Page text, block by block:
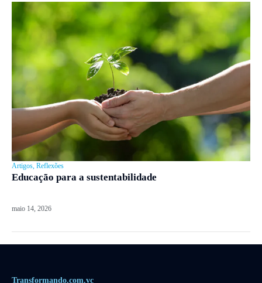
Artigos Reflexões
Educação para a sustentabilidade
maio 14, 2026
Transformando.com.vc